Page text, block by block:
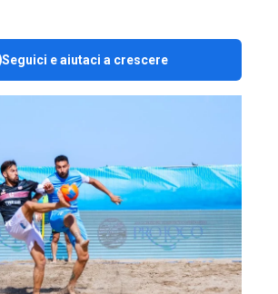
Seguici e aiutaci a crescere